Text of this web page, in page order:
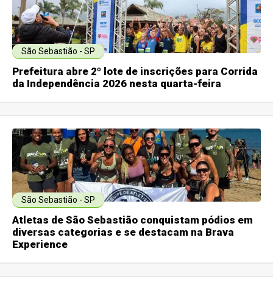
São Sebastião - SP
Prefeitura abre 2º lote de inscrições para Corrida
da Independência 2026 nesta quarta-feira
São Sebastião - SP
Atletas de São Sebastião conquistam pódios em
diversas categorias e se destacam na Brava
Experience